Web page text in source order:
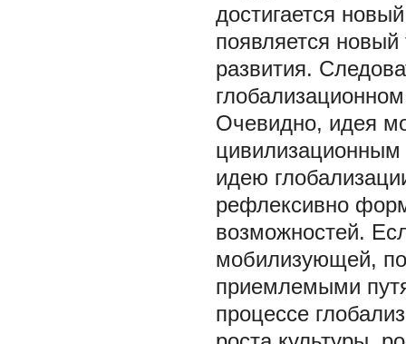
достигается
появляется
развития.
Очевидно, идея
цивилизационным
идею
рефлексивно
возможностей.
мобилизующей,
приемлемыми
процессе